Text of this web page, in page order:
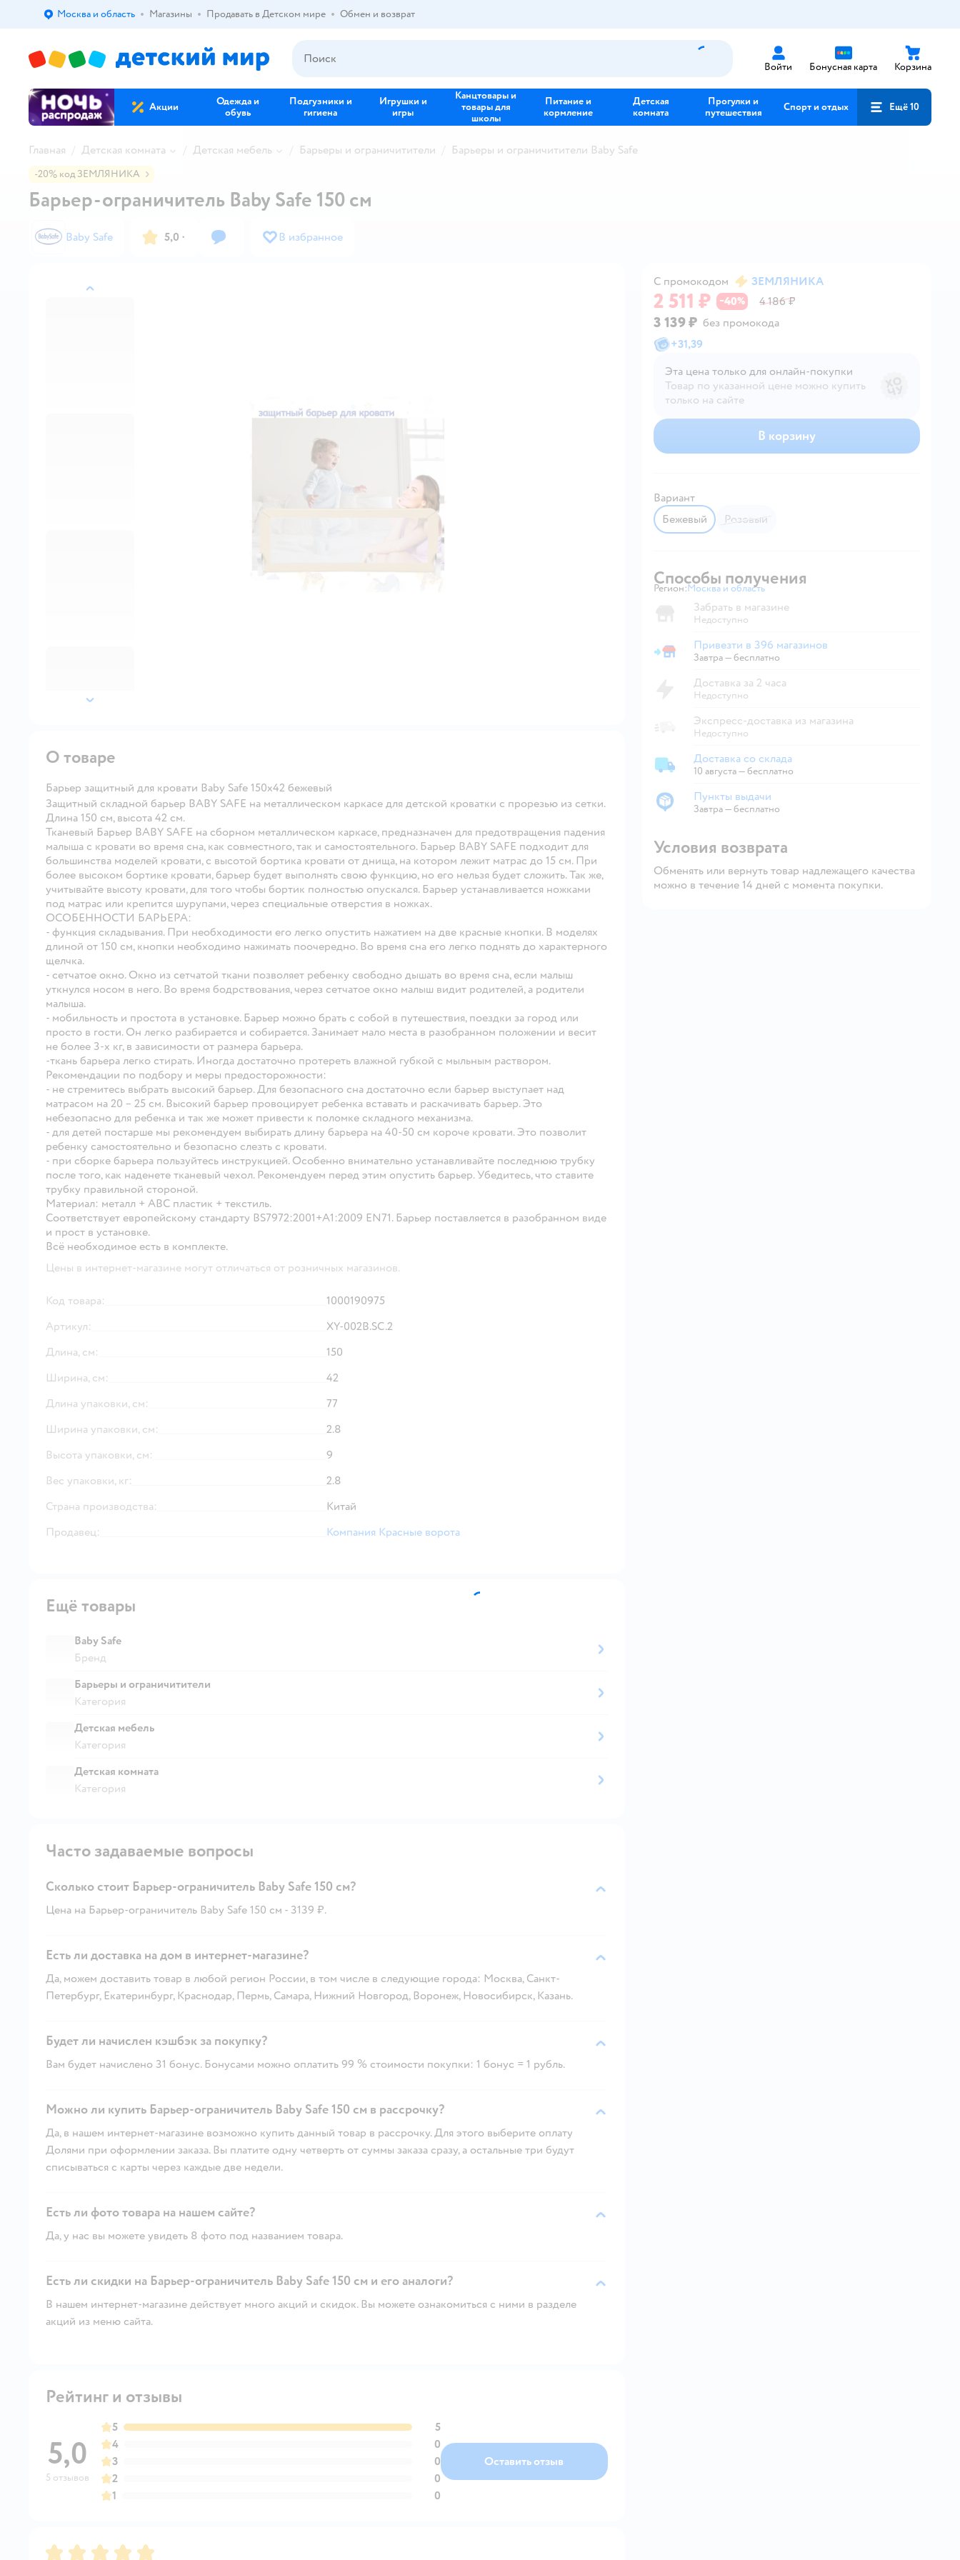
Выбор адреса доставки.
Москва и область Магазины Продавать в Детском мире Обмен и возврат
Войти Бонусная карта Корзина
Акции
Одежда и
обувь
Подгузники и
гигиена
Игрушки и
игры
Канцтовары и
товары для
школы
Питание и
кормление
Детская
комната
Прогулки и
путешествия
Спорт и отдых Ещё 10
Главная Детская комната Детская мебель Барьеры и ограничитители Барьеры и ограничитители Baby Safe
назад
далее
-20% код ЗЕМЛЯНИКА
Барьер-ограничитель Baby Safe 150 см
Baby Safe 5,0 · В избранное
С промокодом ЗЕМЛЯНИКА
2 511 ₽ −40% 4 186 ₽
3 139 ₽ без промокода
+31,39
Эта цена только для онлайн‑покупки
Товар по указанной цене можно купить
только на сайте
В корзину
Вариант
Бежевый
Розовый
Способы получения
Регион: Выбор адреса доставки.
Москва и область
Забрать в магазине
Недоступно
Привезти в магазин
Привезти в 396 магазинов
Завтра—бесплатно
Доставка за 2 часа
Недоступно
Экспресс-доставка из магазина
Недоступно
Доставка со склада
Доставка со склада
10 августа—бесплатно
Пункты выдачи
Пункты выдачи
Завтра—бесплатно
Условия возврата
Обменять или вернуть товар надлежащего качества
можно в течение 14 дней с момента покупки.
О товаре
Барьер защитный для кровати Baby Safe 150х42 бежевый
Защитный складной барьер BABY SAFE на металлическом каркасе для детской кроватки с прорезью из сетки.
Длина 150 см, высота 42 см.
Тканевый Барьер BABY SAFE на сборном металлическом каркасе, предназначен для предотвращения падения
малыша с кровати во время сна, как совместного, так и самостоятельного. Барьер BABY SAFE подходит для
большинства моделей кровати, с высотой бортика кровати от днища, на котором лежит матрас до 15 см. При
более высоком бортике кровати, барьер будет выполнять свою функцию, но его нельзя будет сложить. Так же,
учитывайте высоту кровати, для того чтобы бортик полностью опускался. Барьер устанавливается ножками
под матрас или крепится шурупами, через специальные отверстия в ножках.
ОСОБЕННОСТИ БАРЬЕРА:
- функция складывания. При необходимости его легко опустить нажатием на две красные кнопки. В моделях
длиной от 150 см, кнопки необходимо нажимать поочередно. Во время сна его легко поднять до характерного
щелчка.
- сетчатое окно. Окно из сетчатой ткани позволяет ребенку свободно дышать во время сна, если малыш
уткнулся носом в него. Во время бодрствования, через сетчатое окно малыш видит родителей, а родители
малыша.
- мобильность и простота в установке. Барьер можно брать с собой в путешествия, поездки за город или
просто в гости. Он легко разбирается и собирается. Занимает мало места в разобранном положении и весит
не более 3-х кг, в зависимости от размера барьера.
-ткань барьера легко стирать. Иногда достаточно протереть влажной губкой с мыльным раствором.
Рекомендации по подбору и меры предосторожности:
- не стремитесь выбрать высокий барьер. Для безопасного сна достаточно если барьер выступает над
матрасом на 20 – 25 см. Высокий барьер провоцирует ребенка вставать и раскачивать барьер. Это
небезопасно для ребенка и так же может привести к поломке складного механизма.
- для детей постарше мы рекомендуем выбирать длину барьера на 40-50 см короче кровати. Это позволит
ребенку самостоятельно и безопасно слезть с кровати.
- при сборке барьера пользуйтесь инструкцией. Особенно внимательно устанавливайте последнюю трубку
после того, как наденете тканевый чехол. Рекомендуем перед этим опустить барьер. Убедитесь, что ставите
трубку правильной стороной.
Материал: металл + ABC пластик + текстиль.
Соответствует европейскому стандарту BS7972:2001+A1:2009 EN71. Барьер поставляется в разобранном виде
и прост в установке.
Всё необходимое есть в комплекте.
Цены в интернет-магазине могут отличаться от розничных магазинов.
Код товара:
1000190975
Артикул:
XY-002B.SC.2
Длина, см:
150
Ширина, см:
42
Длина упаковки, см:
77
Ширина упаковки, см:
2.8
Высота упаковки, см:
9
Вес упаковки, кг:
2.8
Страна производства:
Китай
Продавец:
Компания Красные ворота
Ещё товары
Baby Safe
Бренд
Барьеры и ограничитители
Категория
Детская мебель
Категория
Детская комната
Категория
Часто задаваемые вопросы
Сколько стоит Барьер-ограничитель Baby Safe 150 см?
Цена на Барьер-ограничитель Baby Safe 150 см - 3139 ₽.
Есть ли доставка на дом в интернет-магазине?
Да, можем доставить товар в любой регион России, в том числе в следующие города: Москва, Санкт-
Петербург, Екатеринбург, Краснодар, Пермь, Самара, Нижний Новгород, Воронеж, Новосибирск, Казань.
Будет ли начислен кэшбэк за покупку?
Вам будет начислено 31 бонус. Бонусами можно оплатить 99 % стоимости покупки: 1 бонус = 1 рубль.
Можно ли купить Барьер-ограничитель Baby Safe 150 см в рассрочку?
Да, в нашем интернет-магазине возможно купить данный товар в рассрочку. Для этого выберите оплату
Долями при оформлении заказа. Вы платите одну четверть от суммы заказа сразу, а остальные три будут
списываться с карты через каждые две недели.
Есть ли фото товара на нашем сайте?
Да, у нас вы можете увидеть 8 фото под названием товара.
Есть ли скидки на Барьер-ограничитель Baby Safe 150 см и его аналоги?
В нашем интернет-магазине действует много акций и скидок. Вы можете ознакомиться с ними в разделе
акций из меню сайта.
Рейтинг и отзывы
5,0
5 отзывов
5
5
4
0
3
0
2
0
1
0
Оставить отзыв
Рейтинг:5